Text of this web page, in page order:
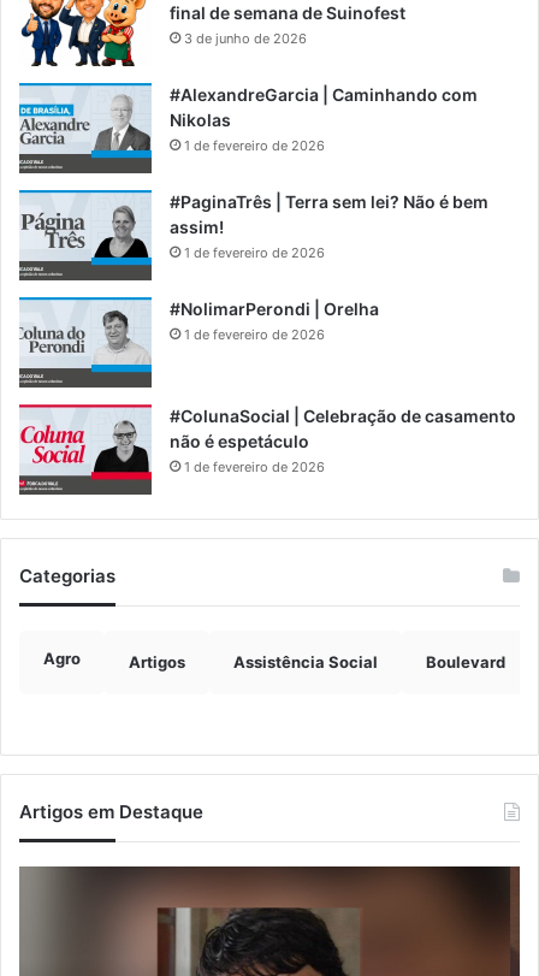
final de semana de Suinofest
3 de junho de 2026
#AlexandreGarcia | Caminhando com
Nikolas
1 de fevereiro de 2026
#PaginaTrês | Terra sem lei? Não é bem
assim!
1 de fevereiro de 2026
#NolimarPerondi | Orelha
1 de fevereiro de 2026
#ColunaSocial | Celebração de casamento
não é espetáculo
1 de fevereiro de 2026
Categorias
Agro Artigos Assistência Social Boulevard
Artigos em Destaque